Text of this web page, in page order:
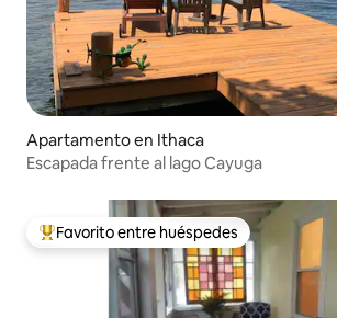
Apartamento en Ithaca
Escapada frente al lago Cayuga
Favorito entre huéspedes preferido
Favorito entre huéspedes